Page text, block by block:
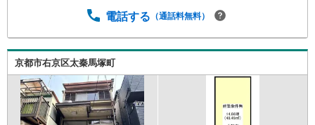
電話する （通話料無料）
京都市右京区太秦馬塚町